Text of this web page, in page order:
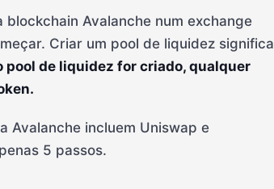
Avalanche num exchange
Criar um pool de liquidez significa
pool de liquidez for criado, qualquer
Avalanche incluem Uniswap e
5 passos.